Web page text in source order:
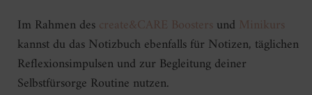
Im Rahmen descreate&CARE Boosters und Minikurs
kannst du das Notizbuch ebenfalls für Notizen, täglichen
Reflexionsimpulsen und zur Begleitung deiner
Selbstfürsorge Routine nutzen.